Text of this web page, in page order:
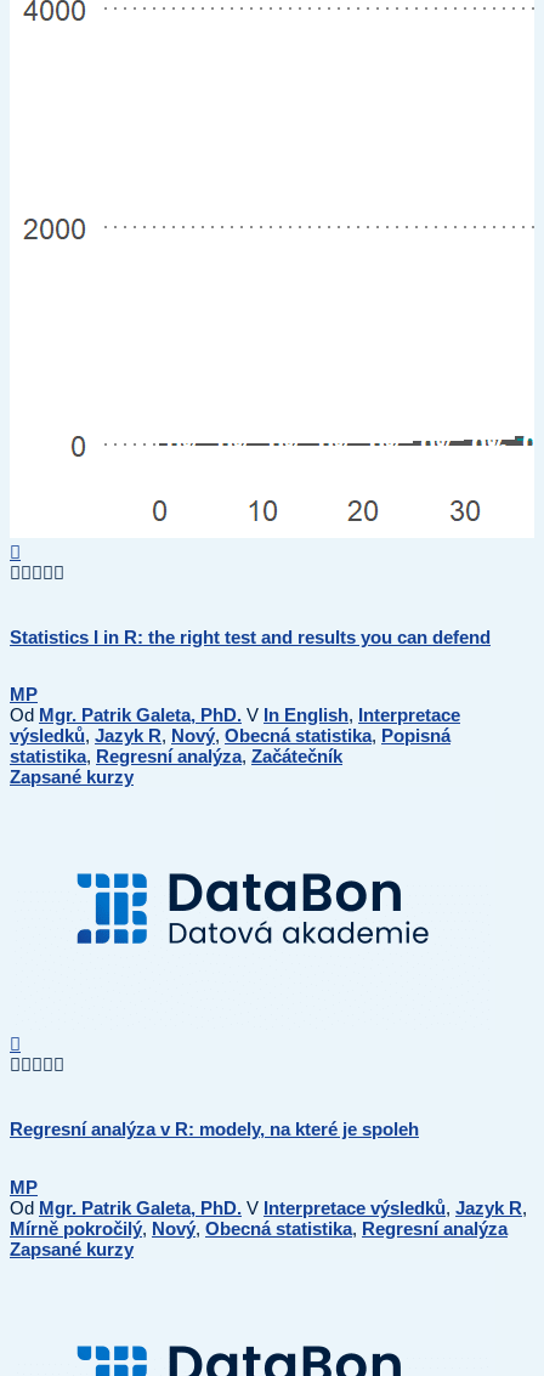
Statistics I in R: the right test and results you can defend
MP
Od Mgr. Patrik Galeta, PhD. V In English, Interpretace
výsledků, Jazyk R, Nový, Obecná statistika, Popisná
statistika, Regresní analýza, Začátečník
Zapsané kurzy
Regresní analýza v R: modely, na které je spoleh
MP
Od Mgr. Patrik Galeta, PhD. V Interpretace výsledků, Jazyk R,
Mírně pokročilý, Nový, Obecná statistika, Regresní analýza
Zapsané kurzy